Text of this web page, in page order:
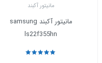
مانیتور آکبند
مانیتور آکبند samsung
ls22f355hn